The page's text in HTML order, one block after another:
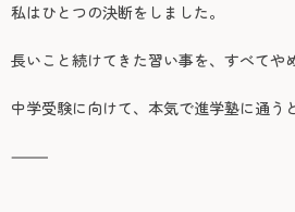
私はひとつの決断をしました。
長いこと続けてきた習い事を、すべてや
中学受験に向けて、本気で進学塾に通う
⸻